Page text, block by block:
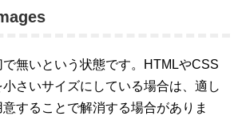
無いという状態です。HTMLやCSS
さいサイズにしている場合は、適し
することで解消する場合がありま